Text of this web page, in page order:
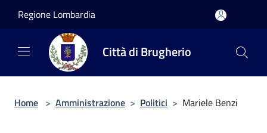
Regione Lombardia
Città di Brugherio
Home > Amministrazione > Politici > Mariele Benzi